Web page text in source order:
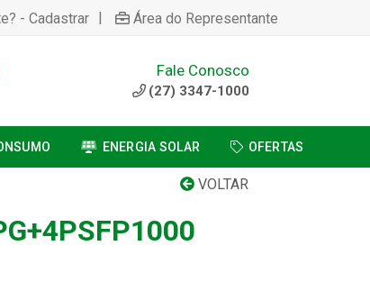
- Cadastrar | Área do Representante
Fale Conosco
(27) 3347-1000
ENERGIA SOLAR OFERTAS
VOLTAR